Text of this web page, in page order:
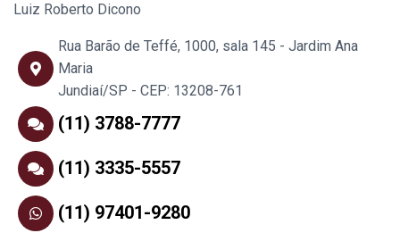
Luiz Roberto Dicono
Rua Barão de Teffé, 1000, sala 145 - Jardim Ana
Maria
Jundiaí/SP - CEP: 13208-761
(11) 3788-7777
(11) 3335-5557
(11) 97401-9280